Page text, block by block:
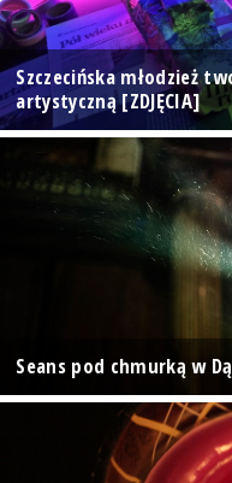
Szczecińska młodzież
artystyczną [ZDJĘCIA]
Seans pod chmurką w